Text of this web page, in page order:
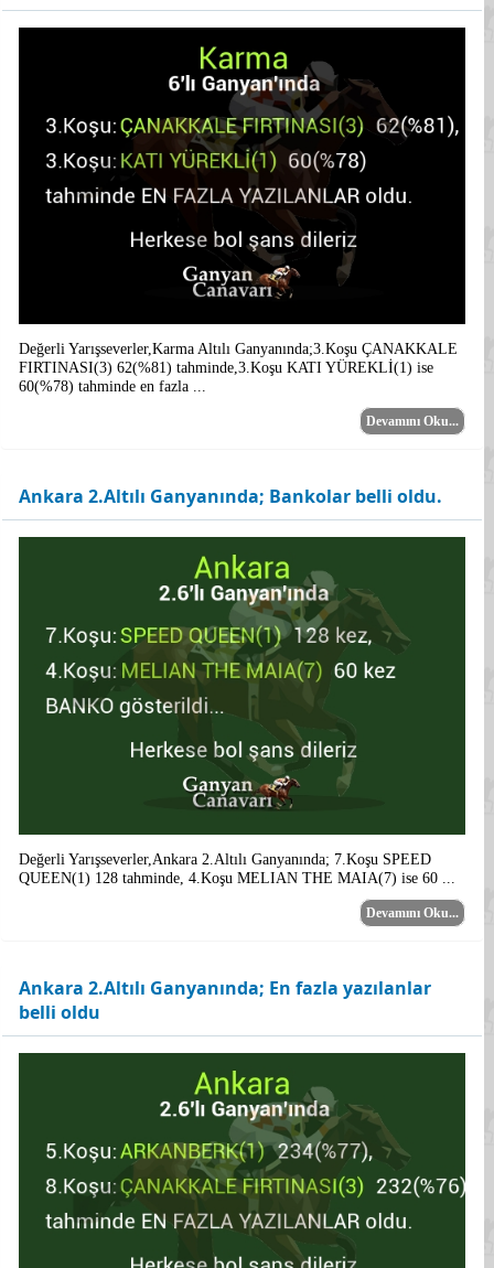
Değerli Yarışseverler,Karma Altılı Ganyanında;3.Koşu ÇANAKKALE
FIRTINASI(3) 62(%81) tahminde,3.Koşu KATI YÜREKLİ(1) ise
60(%78) tahminde en fazla ...
Devamını Oku...
Ankara 2.Altılı Ganyanında; Bankolar belli oldu.
Değerli Yarışseverler,Ankara 2.Altılı Ganyanında; 7.Koşu SPEED
QUEEN(1) 128 tahminde, 4.Koşu MELIAN THE MAIA(7) ise 60 ...
Devamını Oku...
Ankara 2.Altılı Ganyanında; En fazla yazılanlar
belli oldu